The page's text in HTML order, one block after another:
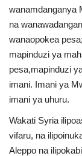
wanamdanganya
na
wanaopokea
mapinduzi ya
pesa,mapinduzi
imani. Imani ya
imani ya uhuru.
Wakati Syria
vifaru, na
Aleppo na